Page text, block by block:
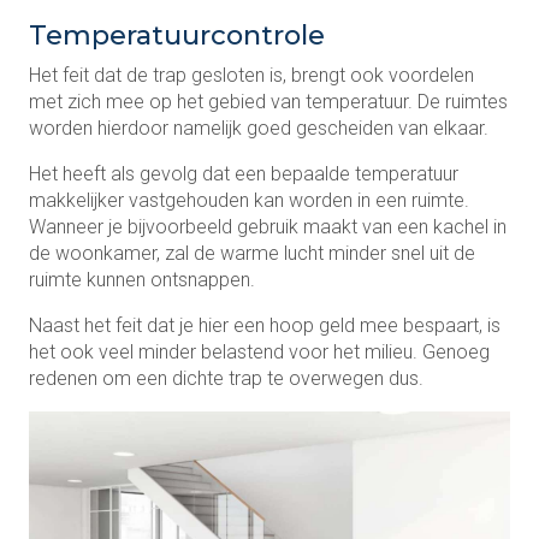
Temperatuurcontrole
Het feit dat de trap gesloten is, brengt ook voordelen
met zich mee op het gebied van temperatuur. De ruimtes
worden hierdoor namelijk goed gescheiden van elkaar.
Het heeft als gevolg dat een bepaalde temperatuur
makkelijker vastgehouden kan worden in een ruimte.
Wanneer je bijvoorbeeld gebruik maakt van een kachel in
de woonkamer, zal de warme lucht minder snel uit de
ruimte kunnen ontsnappen.
Naast het feit dat je hier een hoop geld mee bespaart, is
het ook veel minder belastend voor het milieu. Genoeg
redenen om een dichte trap te overwegen dus.